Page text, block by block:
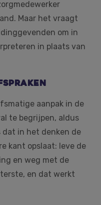
Maar het vraagt
om in
in plaats van
aanpak in de
te begrijpen, aldus
dat in het denken de
kant opslaat: leve de
en weg met de
en dat werkt